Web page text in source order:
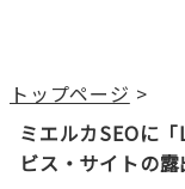
トップページ >
ミエルカSEOに
ビス・サイトの